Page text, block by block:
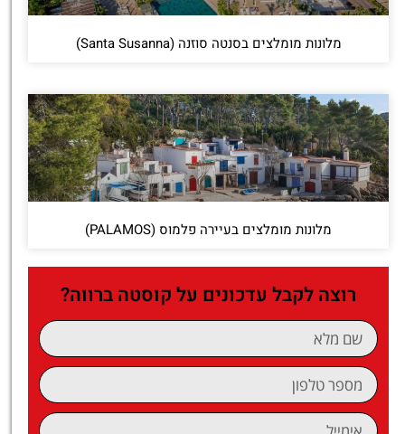
מלונות מומלצים בסנטה סוזנה (Santa Susanna)
מלונות מומלצים בעיירה פלמוס (PALAMOS)
רוצה לקבל עדכונים על קוסטה ברווה?